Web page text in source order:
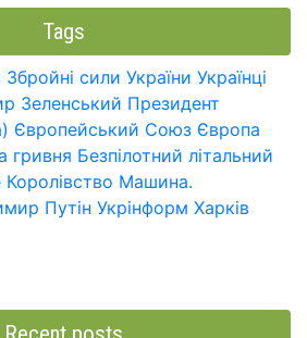
Tags
Збройні сили України Українці
Зеленський Президент
Європейський Союз Європа
гривня Безпілотний літальний
Машина.
Путін Укрінформ Харків